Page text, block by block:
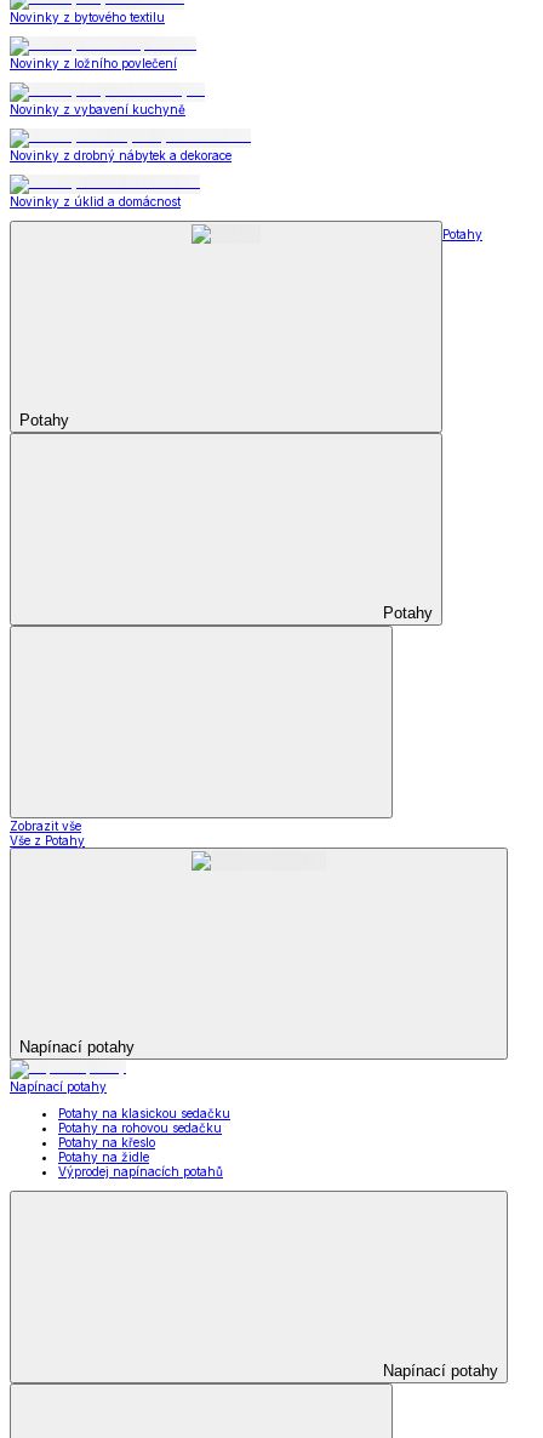
Novinky z bytového textilu
Novinky z ložního povlečení
Novinky z vybavení kuchyně
Novinky z drobný nábytek a dekorace
Novinky z úklid a domácnost
Potahy
Potahy
Potahy
Zobrazit vše
Vše z Potahy
Napínací potahy
Napínací potahy
Potahy na klasickou sedačku
Potahy na rohovou sedačku
Potahy na křeslo
Potahy na židle
Výprodej napínacích potahů
Napínací potahy